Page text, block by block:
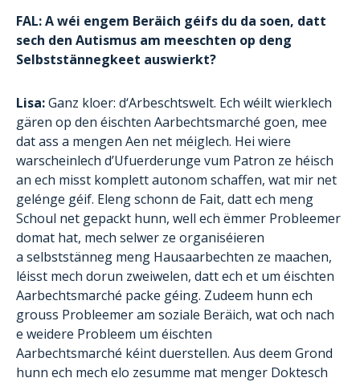
FAL: A wéi engem Beräich géifs du da soen, datt
sech den Autismus am meeschten op deng
Selbststännegkeet auswierkt?
Lisa:Ganz kloer: d‘Arbeschtswelt. Ech wéilt wierklech
gären op den éischten Aarbechtsmarché goen, mee
dat ass a mengen Aen net méiglech. Hei wiere
warscheinlech d’Ufuerderunge vum Patron ze héisch
an ech misst komplett autonom schaffen, wat mir net
gelénge géif. Eleng schonn de Fait, datt ech meng
Schoul net gepackt hunn, well ech ëmmer Probleemer
domat hat, mech selwer ze organiséieren
a selbststänneg meng Hausaarbechten ze maachen,
léisst mech dorun zweiwelen, datt ech et um éischten
Aarbechtsmarché packe géing. Zudeem hunn ech
grouss Probleemer am soziale Beräich, wat och nach
e weidere Probleem um éischten
Aarbechtsmarché kéint duerstellen. Aus deem Grond
hunn ech mech elo zesumme mat menger Doktesch